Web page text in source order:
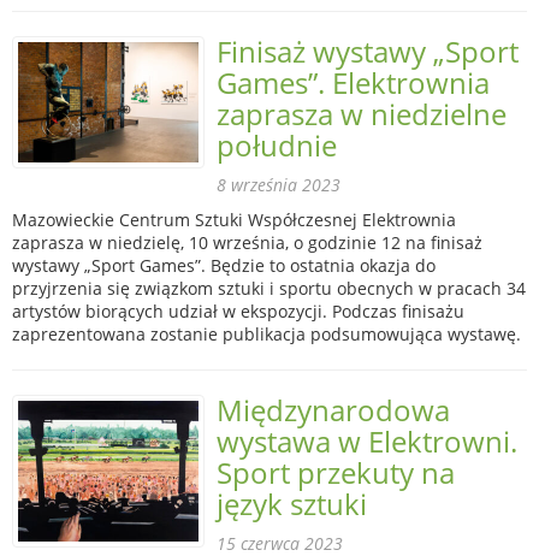
Finisaż wystawy „Sport
Games”. Elektrownia
zaprasza w niedzielne
południe
8 września 2023
Mazowieckie Centrum Sztuki Współczesnej Elektrownia
zaprasza w niedzielę, 10 września, o godzinie 12 na finisaż
wystawy „Sport Games”. Będzie to ostatnia okazja do
przyjrzenia się związkom sztuki i sportu obecnych w pracach 34
artystów biorących udział w ekspozycji. Podczas finisażu
zaprezentowana zostanie publikacja podsumowująca wystawę.
Międzynarodowa
wystawa w Elektrowni.
Sport przekuty na
język sztuki
15 czerwca 2023